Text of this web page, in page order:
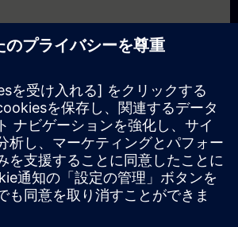
szakemberek
ントはありません
リストに登録していただければ、新しい日
せいたします。